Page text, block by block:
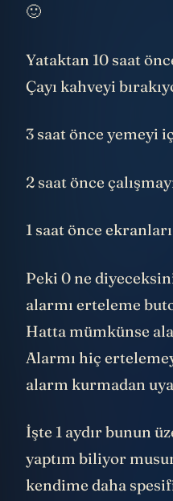
🙂
Yataktan 10 saat
Çayı kahveyi
3 saat önce yemeyi
2 saat önce
1 saat önce
Peki 0 ne
alarmı erteleme
Hatta mümkünse
Alarmı hiç
alarm kurmadan
İşte 1 aydır bunun
yaptım biliyor
kendime daha